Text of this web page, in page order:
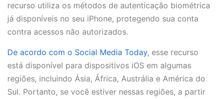
recurso utiliza os métodos de autenticação biométrica
já disponíveis no seu iPhone, protegendo sua conta
contra acessos não autorizados.
De acordo com o Social Media Today, esse recurso
está disponível para dispositivos iOS em algumas
regiões, incluindo Ásia, África, Austrália e América do
Sul. Portanto, se você estiver nessas regiões, a partir